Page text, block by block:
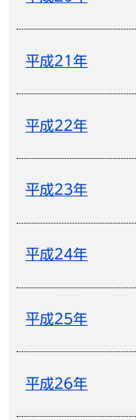
平成21年
平成22年
平成23年
平成24年
平成25年
平成26年